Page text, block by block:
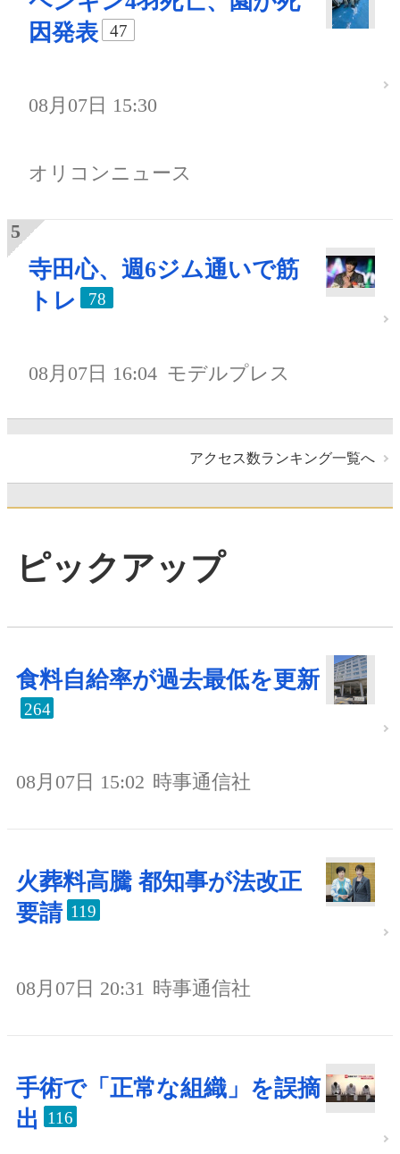
因発表
47
08月07日 15:30
オリコンニュース
寺田心、週6ジム通いで筋
トレ
78
08月07日 16:04 モデルプレス
アクセス数ランキング一覧へ
ピックアップ
食料自給率が過去最低を更新
264
08月07日 15:02 時事通信社
火葬料高騰 都知事が法改正
要請 119
08月07日 20:31 時事通信社
手術で「正常な組織」を誤摘
出
116